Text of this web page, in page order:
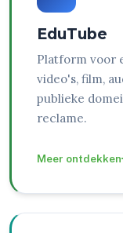
EduTube
Platform voor
video's, film,
publieke
reclame.
Meer ontdekken